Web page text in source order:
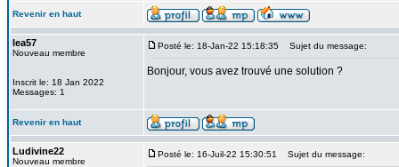
Revenir en haut
lea57
Nouveau membre
Inscrit le: 18 Jan 2022
Messages: 1
Posté le: 18-Jan-22 15:18:35 Sujet du message:
Bonjour, vous avez trouvé une solution ?
Revenir en haut
Ludivine22
Nouveau membre
Posté le: 16-Juil-22 15:30:51 Sujet du message: